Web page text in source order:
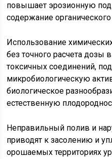
повышает эрозионную
содержание
Использование
без точного расчета дозы
токсичных соединений,
микробиологическую
биологическое
естественную
Неправильный полив и
приводят к засолению и
орошаемых территориях